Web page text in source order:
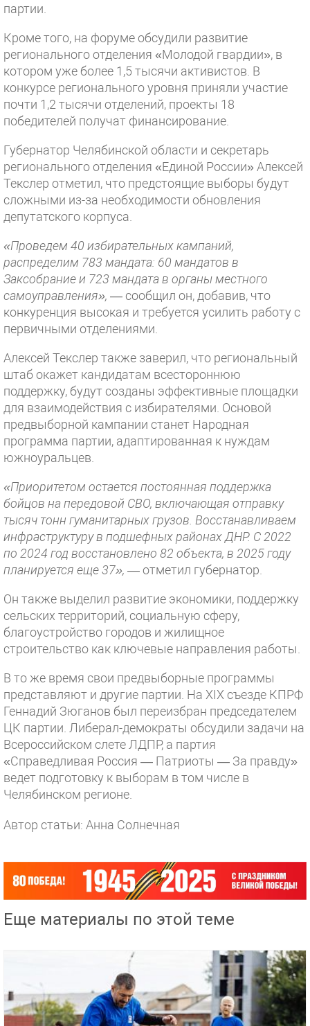
партии.
Кроме того, на форуме обсудили развитие
регионального отделения «Молодой гвардии», в
котором уже более 1,5 тысячи активистов. В
конкурсе регионального уровня приняли участие
почти 1,2 тысячи отделений, проекты 18
победителей получат финансирование.
Губернатор Челябинской области и секретарь
регионального отделения «Единой России» Алексей
Текслер отметил, что предстоящие выборы будут
сложными из-за необходимости обновления
депутатского корпуса.
«Проведем 40 избирательных кампаний,
распределим 783 мандата: 60 мандатов в
Заксобрание и 723 мандата в органы местного
самоуправления», — сообщил он, добавив, что
конкуренция высокая и требуется усилить работу с
первичными отделениями.
Алексей Текслер также заверил, что региональный
штаб окажет кандидатам всестороннюю
поддержку, будут созданы эффективные площадки
для взаимодействия с избирателями. Основой
предвыборной кампании станет Народная
программа партии, адаптированная к нуждам
южноуральцев.
«Приоритетом остается постоянная поддержка
бойцов на передовой СВО, включающая отправку
тысяч тонн гуманитарных грузов. Восстанавливаем
инфраструктуру в подшефных районах ДНР. С 2022
по 2024 год восстановлено 82 объекта, в 2025 году
планируется еще 37», — отметил губернатор.
Он также выделил развитие экономики, поддержку
сельских территорий, социальную сферу,
благоустройство городов и жилищное
строительство как ключевые направления работы.
В то же время свои предвыборные программы
представляют и другие партии. На XIX съезде КПРФ
Геннадий Зюганов был переизбран председателем
ЦК партии. Либерал-демократы обсудили задачи на
Всероссийском слете ЛДПР, а партия
«Справедливая Россия — Патриоты — За правду»
ведет подготовку к выборам в том числе в
Челябинском регионе.
Автор статьи: Анна Солнечная
Еще материалы по этой теме